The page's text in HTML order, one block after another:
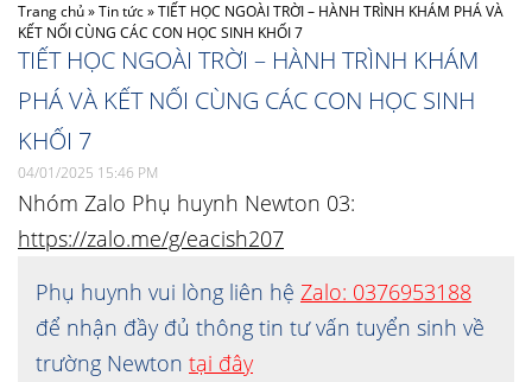
Trang chủ»Tin tức»TIẾT HỌC NGOÀI TRỜI – HÀNH TRÌNH KHÁM PHÁ VÀ
KẾT NỐI CÙNG CÁC CON HỌC SINH KHỐI 7
TIẾT HỌC NGOÀI TRỜI – HÀNH TRÌNH KHÁM
PHÁ VÀ KẾT NỐI CÙNG CÁC CON HỌC SINH
KHỐI 7
04/01/2025 15:46 PM
Nhóm Zalo Phụ huynh Newton 03:
https://zalo.me/g/eacish207
Phụ huynh vui lòng liên hệ Zalo: 0376953188
để nhận đầy đủ thông tin tư vấn tuyển sinh về
trường Newton tại đây